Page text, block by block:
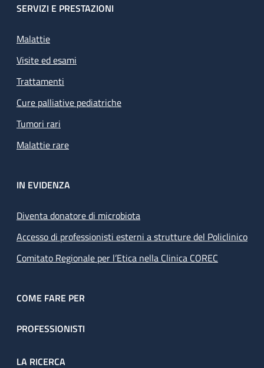
SERVIZI E PRESTAZIONI
Malattie
Visite ed esami
Trattamenti
Cure palliative pediatriche
Tumori rari
Malattie rare
IN EVIDENZA
Diventa donatore di microbiota
Accesso di professionisti esterni a strutture del Policlinico
Comitato Regionale per l’Etica nella Clinica COREC
COME FARE PER
PROFESSIONISTI
LA RICERCA